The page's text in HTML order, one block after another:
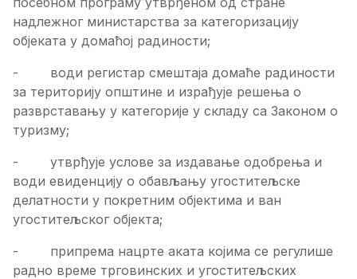
надлежног министарства за категоризацију
објеката у домаћој радиности;
- води регистар смештаја домаће радиности
за територију општине и израђује решења о
разврставању у категорије у складу са Законом о
туризму;
- утврђује услове за издавање одобрења и
води евиденцију о обављању угоститељске
делатности у покретним објектима и ван
угоститељског објекта;
- припрема нацрте аката којима се регулише
радно време трговинских и угоститељских